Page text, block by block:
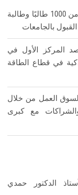
معامل التنسيق الإلكتروني تستقبل أكثر من 1000 طالبًا وطالبة
بالجامعات
المركز الأول في
في قطاع الطاقة
العمل من خلال
مع كبرى
الدكتور حمدي